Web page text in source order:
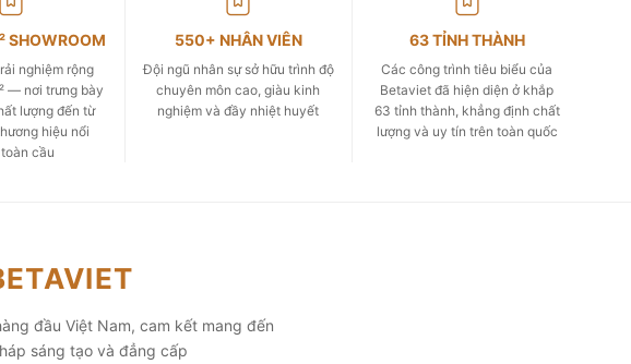
SHOWROOM
nghiệm rộng
— nơi trưng bày
lượng đến từ
hiệu nổi
cầu
550+ NHÂN VIÊN
Đội ngũ nhân sự sở hữu trình độ
chuyên môn cao, giàu kinh
nghiệm và đầy nhiệt huyết
63 TỈNH THÀNH
Các công trình tiêu biểu của
Betaviet đã hiện diện ở khắp
63 tỉnh thành, khẳng định chất
lượng và uy tín trên toàn quốc
đầu Việt Nam, cam kết mang đến
sáng tạo và đẳng cấp